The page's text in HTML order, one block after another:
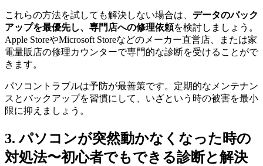
これらの方法を試しても解決しない場合は、 データのバック
アップを最優先し、専門店への修理依頼を検討しましょう。
Apple StoreやMicrosoft Storeなどのメーカー直営店、または家
電量販店の修理カウンターで専門的な診断を受けることがで
きます。
パソコントラブルは予防が最善策です。定期的なメンテナン
スとバックアップを習慣にして、いざという時の被害を最小
限に抑えましょう。
3. パソコンが突然動かなくなった時の
対処法〜初心者でもできる診断と解決